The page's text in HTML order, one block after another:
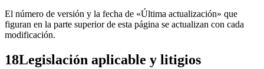
El número de versión y la fecha de «Última actualización» que
figuran en la parte superior de esta página se actualizan con cada
modificación.
18Legislación aplicable y litigios